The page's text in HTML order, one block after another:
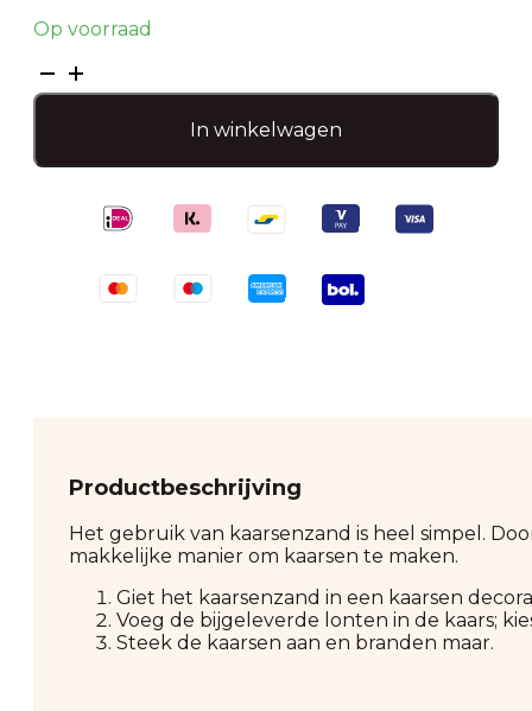
Op voorraad
Kaarsenzand
-
In winkelwagen
Productbeschrijving
Het gebruik van kaarsenzand is heel simpel.
makkelijke manier om kaarsen te maken.
Giet het kaarsenzand in een kaarsen
Voeg de bijgeleverde lonten in de kaars;
Steek de kaarsen aan en branden maar.